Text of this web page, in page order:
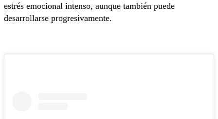
estrés emocional intenso, aunque también puede
desarrollarse progresivamente.